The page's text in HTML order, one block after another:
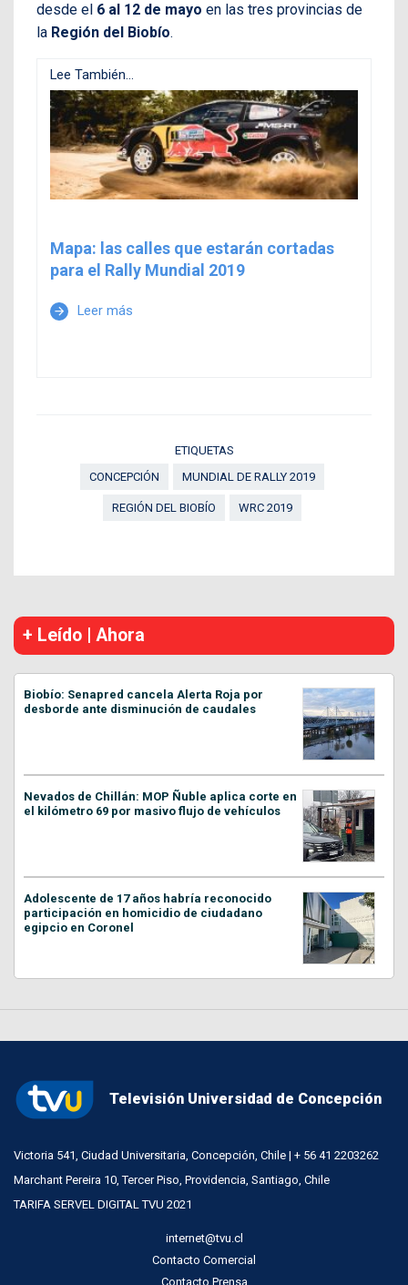
desde el 6 al 12 de mayo en las tres provincias de
la Región del Biobío.
Lee También...
Mapa: las calles que estarán cortadas
para el Rally Mundial 2019
arrow_forward Leer más
ETIQUETAS
CONCEPCIÓN
MUNDIAL DE RALLY 2019
REGIÓN DEL BIOBÍO WRC 2019
+ Leído | Ahora
Biobío: Senapred cancela Alerta Roja por
desborde ante disminución de caudales
Nevados de Chillán: MOP Ñuble aplica corte en
el kilómetro 69 por masivo flujo de vehículos
Adolescente de 17 años habría reconocido
participación en homicidio de ciudadano
egipcio en Coronel
Televisión Universidad de Concepción
Victoria 541, Ciudad Universitaria, Concepción, Chile | + 56 41 2203262
Marchant Pereira 10, Tercer Piso, Providencia, Santiago, Chile
TARIFA SERVEL DIGITAL TVU 2021
internet@tvu.cl
Contacto Comercial
Contacto Prensa